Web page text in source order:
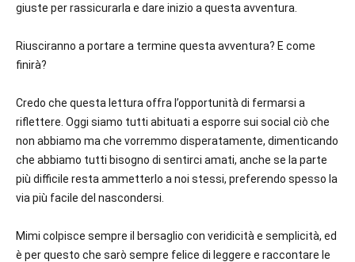
giuste per rassicurarla e dare inizio a questa avventura.
Riusciranno a portare a termine questa avventura? E come
finirà?
Credo che questa lettura offra l’opportunità di fermarsi a
riflettere. Oggi siamo tutti abituati a esporre sui social ciò che
non abbiamo ma che vorremmo disperatamente, dimenticando
che abbiamo tutti bisogno di sentirci amati, anche se la parte
più difficile resta ammetterlo a noi stessi, preferendo spesso la
via più facile del nascondersi.
Mimi colpisce sempre il bersaglio con veridicità e semplicità, ed
è per questo che sarò sempre felice di leggere e raccontare le